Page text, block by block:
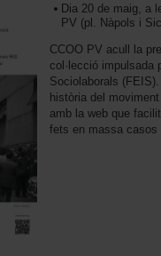
Dia 20 de maig, a
PV (pl. Nàpols i
CCOO PV acull la
col·lecció impulsada
Sociolaborals
història del
amb la web que
fets en massa casos